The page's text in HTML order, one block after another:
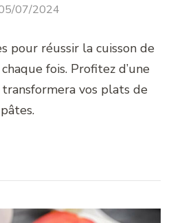
07/2024
pour réussir la cuisson de
fois. Profitez d’une
vos plats de
pâtes.